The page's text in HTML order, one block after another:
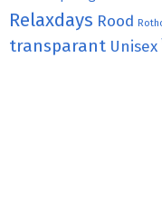
Relaxdays Rood
transparant Unisex